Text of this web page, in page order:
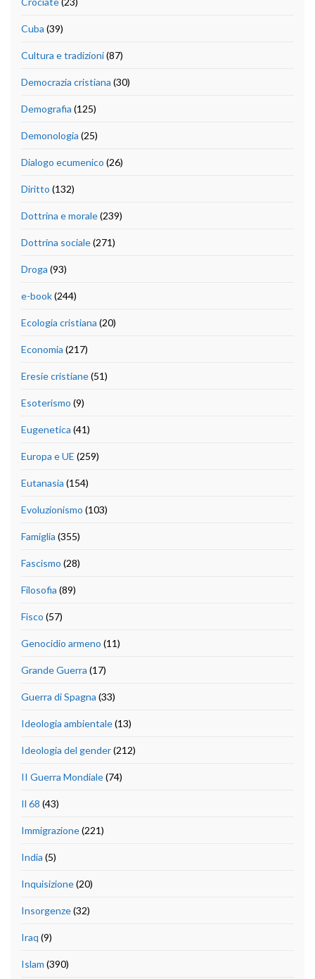
Cuba (39)
Cultura e tradizioni(87)
Democrazia cristiana (30)
Demografia (125)
Demonologia (25)
Dialogo ecumenico (26)
Diritto (132)
Dottrina e morale(239)
Dottrina sociale(271)
Droga (93)
e-book(244)
Ecologia cristiana (20)
Economia (217)
Eresie cristiane(51)
Esoterismo (9)
Eugenetica (41)
Europa e UE (259)
Eutanasia (154)
Evoluzionismo (103)
Famiglia (355)
Fascismo (28)
Filosofia (89)
Fisco (57)
Genocidio armeno (11)
Grande Guerra (17)
Guerra di Spagna (33)
Ideologia ambientale(13)
Ideologia del gender(212)
II Guerra Mondiale(74)
Il 68 (43)
Immigrazione(221)
India (5)
Inquisizione(20)
Insorgenze(32)
Iraq (9)
Islam (390)